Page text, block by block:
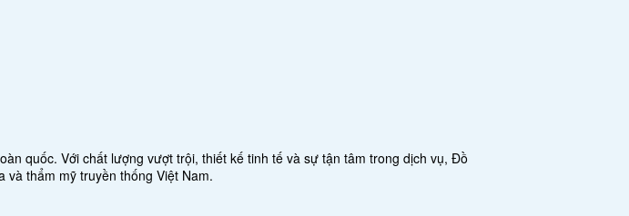
quốc. Với chất lượng vượt trội, thiết kế tinh tế và sự tận tâm trong dịch vụ, Đồ
thẩm mỹ truyền thống Việt Nam.